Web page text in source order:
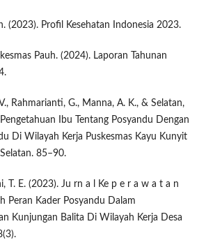
(2023). Profil Kesehatan Indonesia 2023.
Pauh. (2024). Laporan Tahunan
Rahmarianti, G., Manna, A. K., & Selatan,
Ibu Tentang Posyandu Dengan
Di Wilayah Kerja Puskesmas Kayu Kunyit
85–90.
T. E. (2023). Ju rn a l Ke p e r a w a t a n
Peran Kader Posyandu Dalam
Kunjungan Balita Di Wilayah Kerja Desa